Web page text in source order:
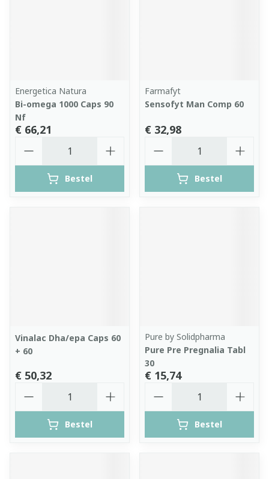
Energetica Natura
Bi-omega 1000 Caps 90
Nf
€ 66,21
Bestel
Farmafyt
Sensofyt Man Comp 60
€ 32,98
Bestel
Vinalac Dha/epa Caps 60
+ 60
€ 50,32
Bestel
Pure by Solidpharma
Pure Pre Pregnalia Tabl
30
€ 15,74
Bestel